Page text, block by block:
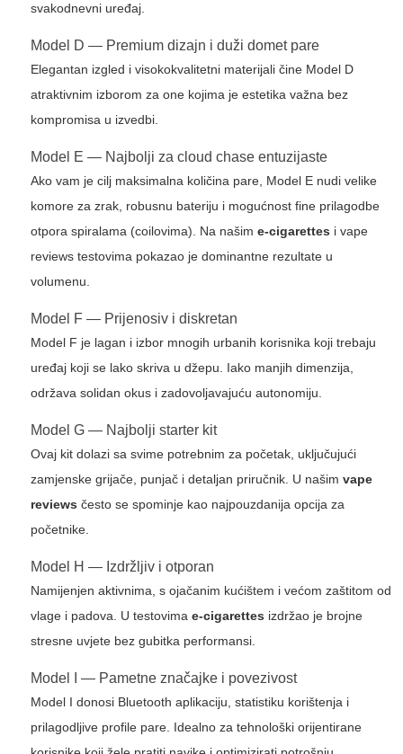
svakodnevni uređaj.
Model D — Premium dizajn i duži domet pare
Elegantan izgled i visokokvalitetni materijali čine Model D
atraktivnim izborom za one kojima je estetika važna bez
kompromisa u izvedbi.
Model E — Najbolji za cloud chase entuzijaste
Ako vam je cilj maksimalna količina pare, Model E nudi velike
komore za zrak, robusnu bateriju i mogućnost fine prilagodbe
otpora spiralama (coilovima). Na našim e-cigarettes i vape
reviews testovima pokazao je dominantne rezultate u
volumenu.
Model F — Prijenosiv i diskretan
Model F je lagan i izbor mnogih urbanih korisnika koji trebaju
uređaj koji se lako skriva u džepu. Iako manjih dimenzija,
održava solidan okus i zadovoljavajuću autonomiju.
Model G — Najbolji starter kit
Ovaj kit dolazi sa svime potrebnim za početak, uključujući
zamjenske grijače, punjač i detaljan priručnik. U našim vape
reviews često se spominje kao najpouzdanija opcija za
početnike.
Model H — Izdržljiv i otporan
Namijenjen aktivnima, s ojačanim kućištem i većom zaštitom od
vlage i padova. U testovima e-cigarettes izdržao je brojne
stresne uvjete bez gubitka performansi.
Model I — Pametne značajke i povezivost
Model I donosi Bluetooth aplikaciju, statistiku korištenja i
prilagodljive profile pare. Idealno za tehnološki orijentirane